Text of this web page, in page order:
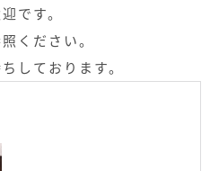
です。
ください。
しております。